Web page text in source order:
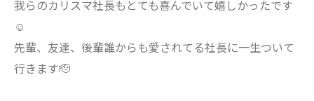
我らのカリスマ社長もとても喜んでいて嬉しかったです
☺️
先輩、友達、後輩誰からも愛されてる社長に一生ついて
行きます🫡